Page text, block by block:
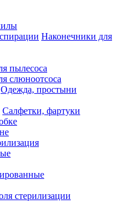
Наконечники для
пылесоса
слюноотсоса
Одежда, простыни
Салфетки, фартуки
стерилизации